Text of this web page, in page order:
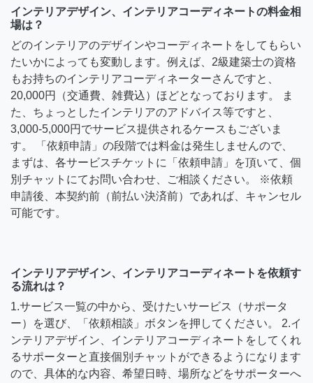
インテリアデザイン、インテリアコーディネートの料金相
場は？
どのインテリアのデザインやコーディネートをしてもらい
たいかによっても変動します。例えば、2級建築士の資格
もお持ちのインテリアコーディネーターさんですと、
20,000円（交通費、雑費込）ほどとなっております。 ま
た、ちょっとしたインテリアのアドバイス等ですと、
3,000-5,000円でサービス提供されるケースもございま
す。 「依頼申請」の段階では料金は発生しませんので、
まずは、各サービスチケットに「依頼申請」を頂いて、個
別チャットにてお問い合わせ、ご相談ください。 ※依頼
申請後、本契約前（前払い決済前）であれば、キャンセル
可能です。
インテリアデザイン、インテリアコーディネートを依頼す
る流れは？
1.サービス一覧の中から、受けたいサービス（サポータ
ー）を選び、「依頼相談」ボタンを押してください。 2.イ
ンテリアデザイン、インテリアコーディネートをしてくれ
るサポーターと直接個別チャットができるようになります
ので、具体的な内容、希望日時、場所などをサポーターへ